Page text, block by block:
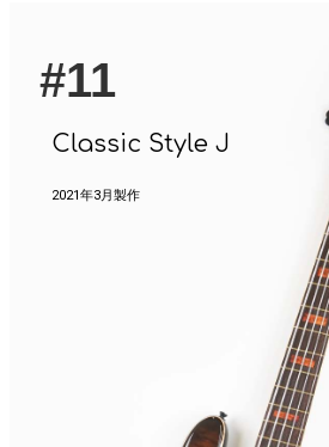
#11
Classic Style J
2021年3月製作